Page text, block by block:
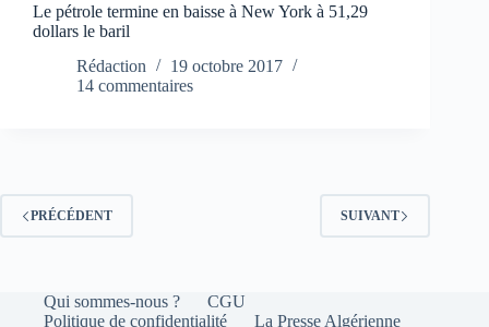
Le pétrole termine en baisse à New York à 51,29
dollars le baril
Rédaction
19 octobre 2017
14 commentaires
PRÉCÉDENT SUIVANT
Qui sommes-nous ?
CGU
Politique de confidentialité
La Presse Algérienne